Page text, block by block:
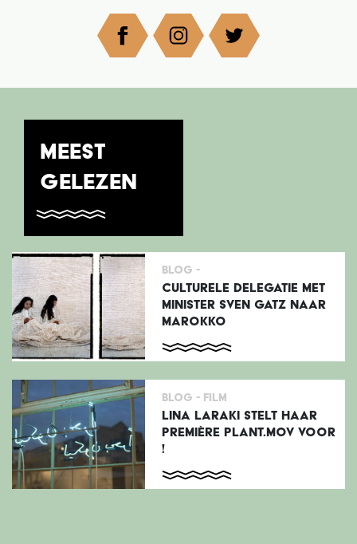
MEEST
GELEZEN
Blog -
CULTURELE DELEGATIE MET
MINISTER SVEN GATZ NAAR
MAROKKO
Blog - Film
LINA LARAKI STELT HAAR
PREMIÈRE PLANT.MOV VOOR
!